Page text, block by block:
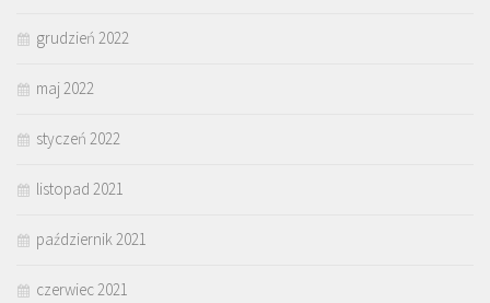
grudzień 2022
maj 2022
styczeń 2022
listopad 2021
październik 2021
czerwiec 2021